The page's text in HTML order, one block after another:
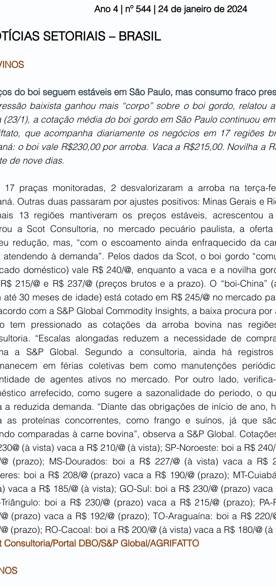
Ano 4 | nº 544 | 24 de janeiro de 2024
SETORIAIS – BRASIL
do boi seguem estáveis em São Paulo, mas consumo fraco
baixista ganhou mais “corpo” sobre o boi gordo, relatou
(23/1), a cotação média do boi gordo em São Paulo continuou
que acompanha diariamente os negócios em 17 regiões
o boi vale R$230,00 por arroba. Vaca a R$215,00. Novilha a
de nove dias.
17 praças monitoradas, 2 desvalorizaram a arroba na terça-
Outras duas passaram por ajustes positivos: Minas Gerais e
13 regiões mantiveram os preços estáveis, acrescentou
a Scot Consultoria, no mercado pecuário paulista, a
redução, mas, “com o escoamento ainda enfraquecido da
atendendo à demanda”. Pelos dados da Scot, o boi gordo
doméstico) vale R$ 240/@, enquanto a vaca e a novilha
215/@ e R$ 237/@ (preços brutos e a prazo). O “boi-China”
até 30 meses de idade) está cotado em R$ 245/@ no mercado
com a S&P Global Commodity Insights, a baixa procura
tem pressionado as cotações da arroba bovina nas
“Escalas alongadas reduzem a necessidade de
a S&P Global. Segundo a consultoria, ainda há
em férias coletivas bem como manutenções
de agentes ativos no mercado. Por outro lado,
arrefecido, como sugere a sazonalidade do período, o
a reduzida demanda. “Diante das obrigações de início de ano,
as proteínas concorrentes, como frango e suínos, já que
comparadas à carne bovina”, observa a S&P Global.
(à vista) vaca a R$ 210/@ (à vista); SP-Noroeste: boi a R$
@ (prazo); MS-Dourados: boi a R$ 227/@ (à vista) vaca a R$
boi a R$ 208/@ (prazo) vaca a R$ 190/@ (prazo); MT-
vaca a R$ 185/@ (à vista); GO-Sul: boi a R$ 230/@ (prazo) vaca
boi a R$ 230/@ (prazo) vaca a R$ 215/@ (prazo);
(prazo) vaca a R$ 192/@ (prazo); TO-Araguaína: boi a R$
(prazo); RO-Cacoal: boi a R$ 200/@ (à vista) vaca a R$ 180/@ (à
Consultoria/Portal DBO/S&P Global/AGRIFATTO